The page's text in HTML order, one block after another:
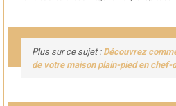
Plus sur ce sujet :Découvrez
de votre maison plain-pied en chef-